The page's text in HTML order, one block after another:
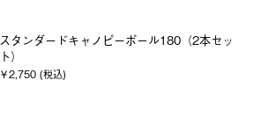
スタンダードキャノピーポール180（2本セッ
ト）
￥2,750 (税込)